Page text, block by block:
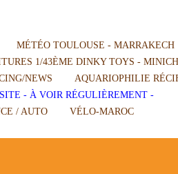
MÉTÉO TOULOUSE - MARRAKECH
1/43ÈME DINKY TOYS -
NEWS
AQUARIOPHILIE
- À VOIR RÉGULIÈREMENT -
/ AUTO
VÉLO-MAROC